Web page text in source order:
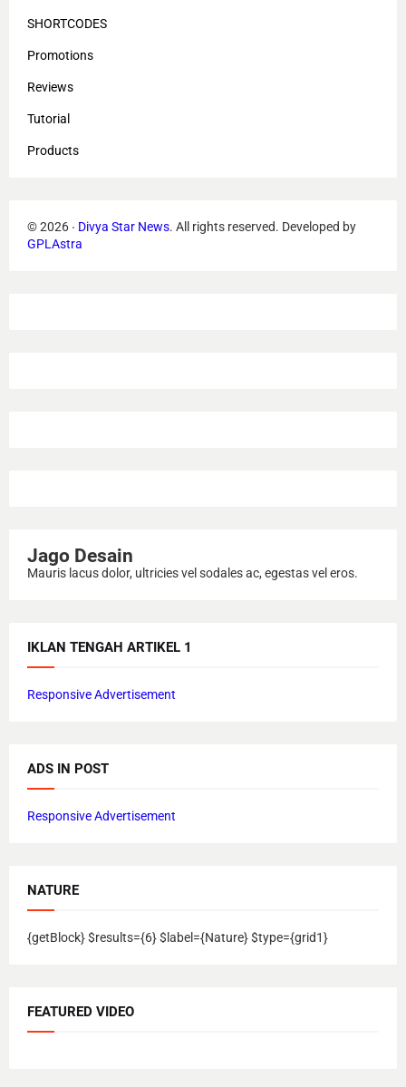
SHORTCODES
Promotions
Reviews
Tutorial
Products
©2026 ‧ Divya Star News. All rights reserved. Developed by
GPLAstra
Jago Desain
Mauris lacus dolor, ultricies vel sodales ac, egestas vel eros.
IKLAN TENGAH ARTIKEL 1
Responsive Advertisement
ADS IN POST
Responsive Advertisement
NATURE
{getBlock} $results={6} $label={Nature} $type={grid1}
FEATURED VIDEO